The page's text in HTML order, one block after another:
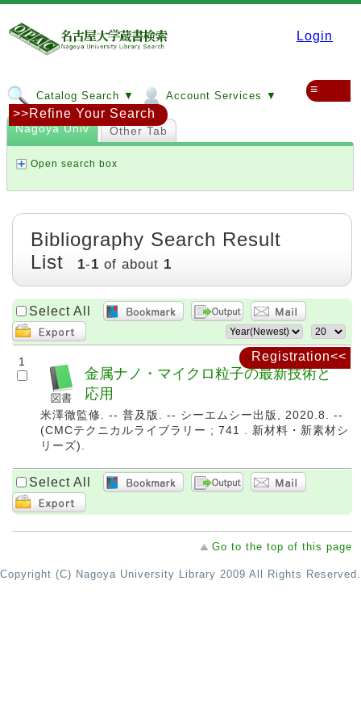
Login
Catalog Search ▼ Account Services ▼ ≡
Registration<<
Nagoya Univ Other Tab
Open search box
>>Refine Your Search
Bibliography Search Result
List
1-1 of about 1
Select All
1
金属ナノ・マイクロ粒子の最新技術と
応用
米澤徹監修. -- 普及版. -- シーエムシー出版, 2020.8. --
(CMCテクニカルライブラリー ; 741 . 新材料・新素材シ
リーズ).
Select All
Go to the top of this page
Copyright (C) Nagoya University Library 2009 All Rights Reserved.